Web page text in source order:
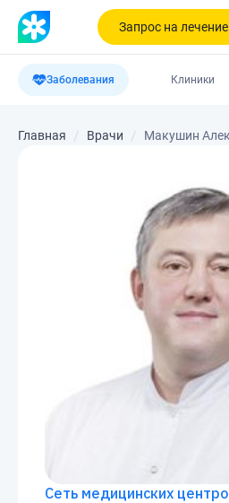
Запрос на лечение
Заболевания Клиники
Главная Врачи Макушин
Сеть медицинских